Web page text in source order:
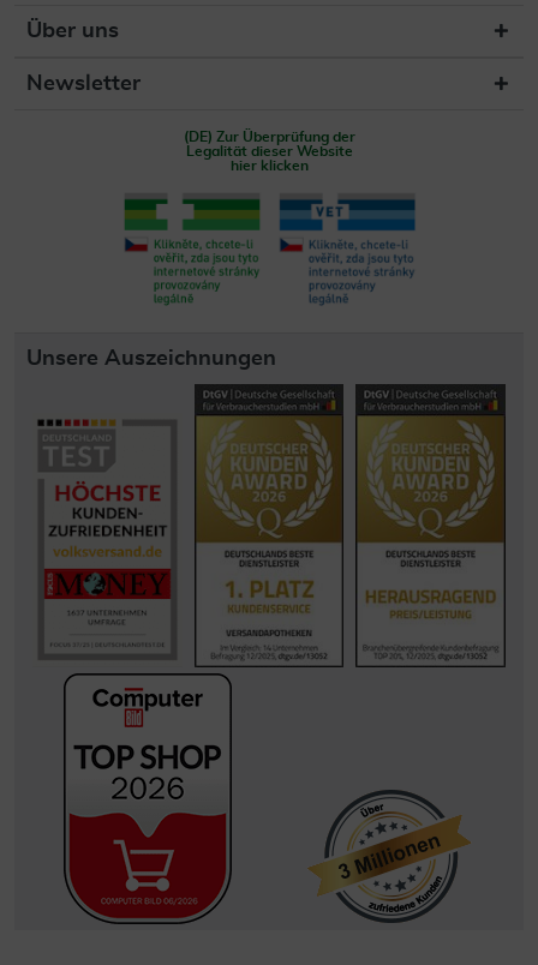
Über uns
Newsletter
(DE) Zur Überprüfung der
Legalität dieser Website
hier klicken
Unsere Auszeichnungen